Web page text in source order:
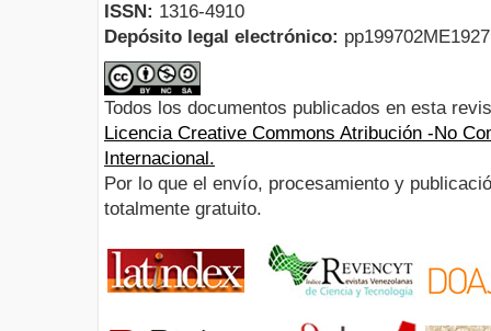
ISSN: 1316-4910
Depósito legal electrónico:
Todos los documentos publicados en esta
Licencia Creative Commons Atribución -No
Internacional.
Por lo que el envío, procesamiento y
totalmente gratuito.